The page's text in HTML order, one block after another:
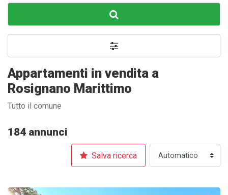
Appartamenti in vendita a
Rosignano Marittimo
Tutto il comune
184 annunci
Salva ricerca